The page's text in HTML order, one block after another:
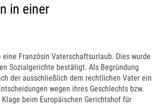
in einer
Französin Vaterschaftsurlaub. Dies wurde
Sozialgerichte bestätigt. Als Begründung
der ausschließlich dem rechtlichen Vater ein
wegen ihres Geschlechts bzw.
beim Europäischen Gerichtshof für